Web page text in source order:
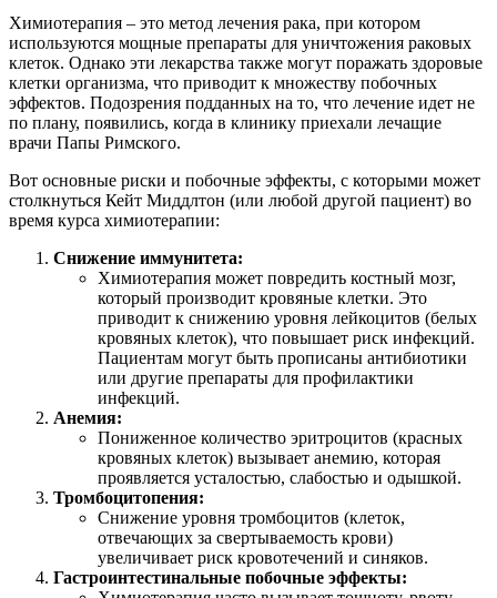
Химиотерапия – это метод лечения рака, при котором
используются мощные препараты для уничтожения раковых
клеток. Однако эти лекарства также могут поражать здоровые
клетки организма, что приводит к множеству побочных
эффектов. Подозрения подданных на то, что лечение идет не
по плану, появились, когда в клинику приехали лечащие
врачи Папы Римского.
Вот основные риски и побочные эффекты, с которыми может
столкнуться Кейт Миддлтон (или любой другой пациент) во
время курса химиотерапии:
Снижение иммунитета:
Химиотерапия может повредить костный мозг,
который производит кровяные клетки. Это
приводит к снижению уровня лейкоцитов (белых
кровяных клеток), что повышает риск инфекций.
Пациентам могут быть прописаны антибиотики
или другие препараты для профилактики
инфекций.
Анемия:
Пониженное количество эритроцитов (красных
кровяных клеток) вызывает анемию, которая
проявляется усталостью, слабостью и одышкой.
Тромбоцитопения:
Снижение уровня тромбоцитов (клеток,
отвечающих за свертываемость крови)
увеличивает риск кровотечений и синяков.
Гастроинтестинальные побочные эффекты: